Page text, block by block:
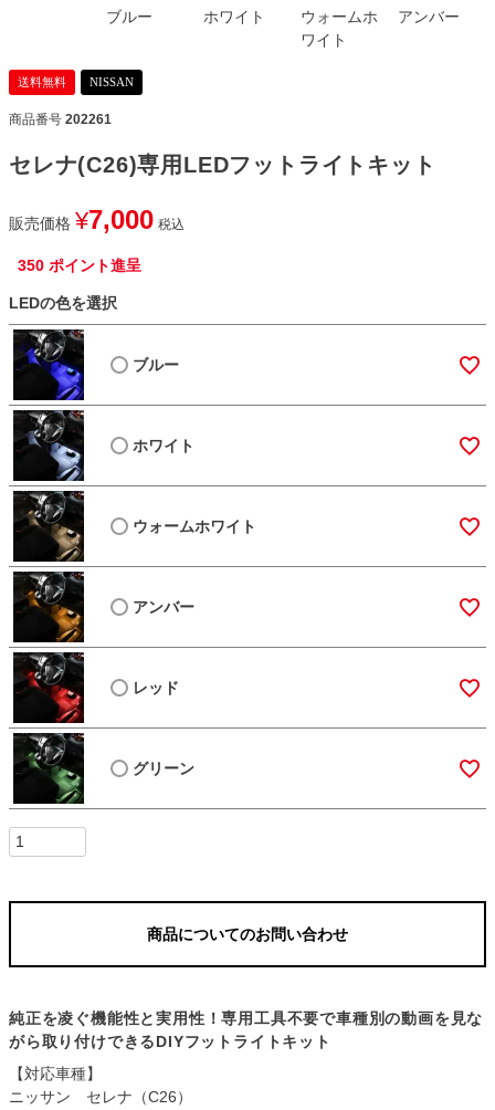
ブルー ホワイト
ウォームホ
ワイト
アンバー
送料無料 NISSAN
商品番号 202261
セレナ(C26)専用LEDフットライトキット
販売価格 ¥7,000 税込
350 ポイント進呈
LEDの色を選択
ブルー
ホワイト
ウォームホワイト
アンバー
レッド
グリーン
商品についてのお問い合わせ
純正を凌ぐ機能性と実用性！専用工具不要で車種別の動画を見な
がら取り付けできるDIYフットライトキット
【対応車種】
ニッサン セレナ（C26）